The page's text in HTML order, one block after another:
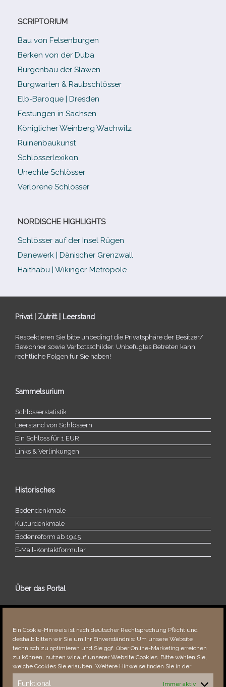
Ein Cookie-Hinweis ist nach deutscher Rechtsprechung Pflicht und
deshalb bitten wir Sie um Ihr Einverständnis: Um unsere Website
technisch zu optimieren und Sie ggf. über Online-Marketing erreichen
zu können, nutzen wir auf unserer Website Cookies. Bitte wählen Sie,
welche Cookies Sie erlauben. Weitere Hinweise finden Sie in der
Funktional Immer aktiv
SCRIPTORIUM
Bau von Felsenburgen
Berken von der Duba
Burgenbau der Slawen
Burgwarten & Raubschlösser
Elb-​Baroque | Dresden
Festungen in Sachsen
Königlicher Weinberg Wachwitz
Ruinenbaukunst
Schlösserlexikon
Unechte Schlösser
Verlorene Schlösser
NORDISCHE HIGHLIGHTS
Schlösser auf der Insel Rügen
Danewerk | Dänischer Grenzwall
Haithabu | Wikinger-Metropole
Privat | Zutritt | Leerstand
Respektieren Sie bitte unbe­dingt die Privatsphäre der Besitzer/​
Bewohner sowie Verbotsschilder. Unbefugtes Betreten kann
recht­li­che Folgen für Sie haben!
Sammelsurium
Schlösserstatistik
Leerstand von Schlössern
Ein Schloss für 1 EUR
Links & Verlinkungen
Historisches
Bodendenkmale
Kulturdenkmale
Bodenreform ab 1945
E‑Mail-​​Kontaktformular
Über das Portal
Über dieses Portal
Fehler bemerkt?